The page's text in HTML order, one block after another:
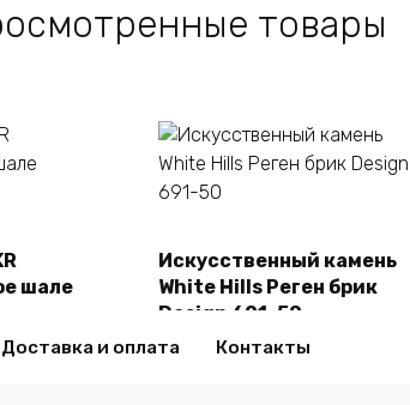
товары
шале
В корзину
Искусственный камень
White Hills Реген брик
Design 691-50
2450,00₽
Доставка и оплата Контакты